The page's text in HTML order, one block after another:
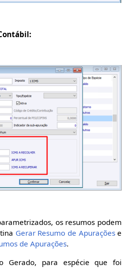
os resumos podem
Gerar Resumo de Apuraçõese
de Apurações.
Gerado, para espécie que foi